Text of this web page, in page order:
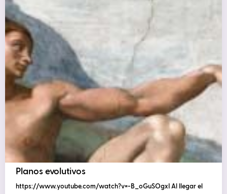
Planos evolutivos
https://www.youtube.com/watch?v=-B_oGuSOgxI Al llegar el